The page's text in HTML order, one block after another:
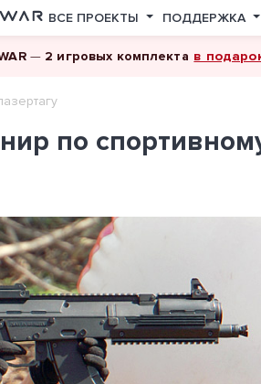
ВСЕ ПРОЕКТЫ ПОДДЕРЖКА
— 2 игровых комплекта в
по